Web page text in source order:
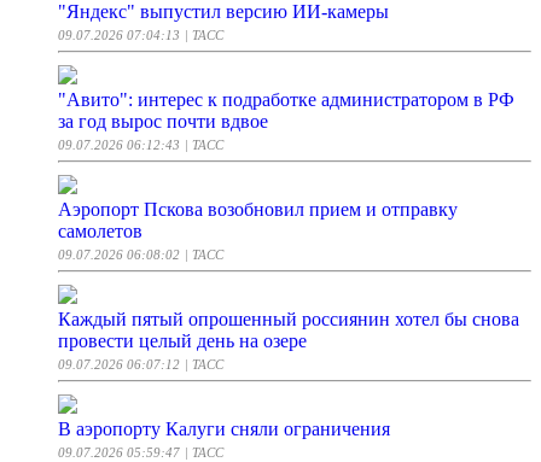
"Яндекс" выпустил версию ИИ-камеры
09.07.2026 07:04:13 | ТАСС
"Авито": интерес к подработке администратором в РФ
за год вырос почти вдвое
09.07.2026 06:12:43 | ТАСС
Аэропорт Пскова возобновил прием и отправку
самолетов
09.07.2026 06:08:02 | ТАСС
Каждый пятый опрошенный россиянин хотел бы снова
провести целый день на озере
09.07.2026 06:07:12 | ТАСС
В аэропорту Калуги сняли ограничения
09.07.2026 05:59:47 | ТАСС